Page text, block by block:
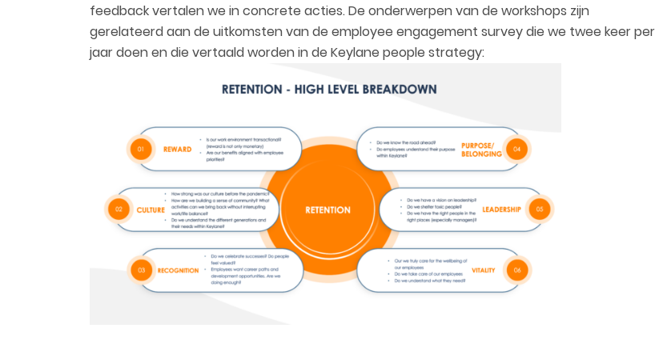
feedback vertalen we in concrete acties. De onderwerpen van de workshops zijn
gerelateerd aan de uitkomsten van de employee engagement survey die we twee keer per
jaar doen en die vertaald worden in de Keylane people strategy: